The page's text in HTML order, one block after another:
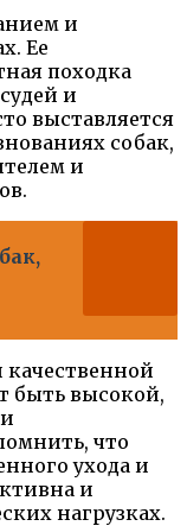
и
Ее
походка
и
выставляется
собак,
и
быть высокой,
что
ухода и
и
нагрузках.